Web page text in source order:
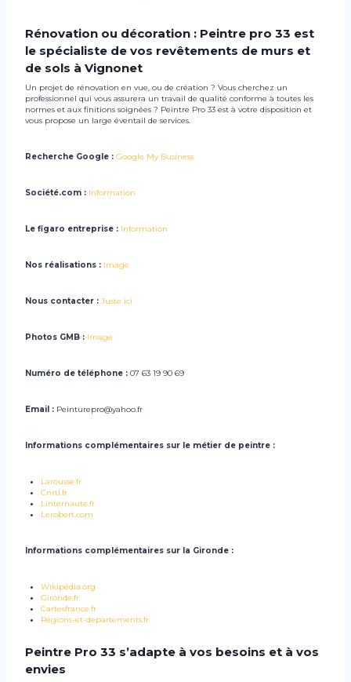
Rénovation ou décoration : Peintre pro 33 est
le spécialiste de vos revêtements de murs et
de sols à Vignonet
Un projet de rénovation en vue, ou de création ? Vous cherchez un
professionnel qui vous assurera un travail de qualité conforme à toutes les
normes et aux finitions soignées ? Peintre Pro 33 est à votre disposition et
vous propose un large éventail de services.
Recherche Google : Google My Business
Société.com : Information
Le figaro entreprise : Information
Nos réalisations : Image
Nous contacter : Juste ici
Photos GMB : Image
Numéro de téléphone : 07 63 19 90 69
Email : Peinturepro@yahoo.fr
Informations complémentaires sur le métier de peintre :
Larousse.fr
Cnrtl.fr
Linternaute.fr
Lerobert.com
Informations complémentaires sur la Gironde :
Wikipédia.org
Gironde.fr
Cartesfrance.fr
Régions-et-departements.fr
Peintre Pro 33 s’adapte à vos besoins et à vos
envies